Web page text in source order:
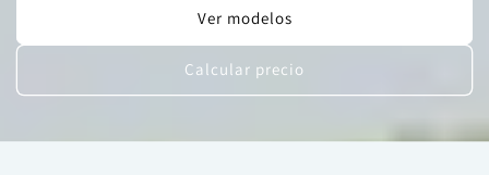
Ver modelos
Calcular precio